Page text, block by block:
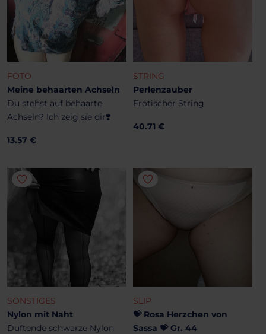
FOTO
Meine behaarten Achseln
Du stehst auf behaarte
Achseln? Ich zeig sie dir❣️
13.57 €
STRING
Perlenzauber
Erotischer String
40.71 €
SONSTIGES
Nylon mit Naht
Duftende schwarze Nylon
SLIP
💝 Rosa Herzchen von
Sassa 💝 Gr. 44